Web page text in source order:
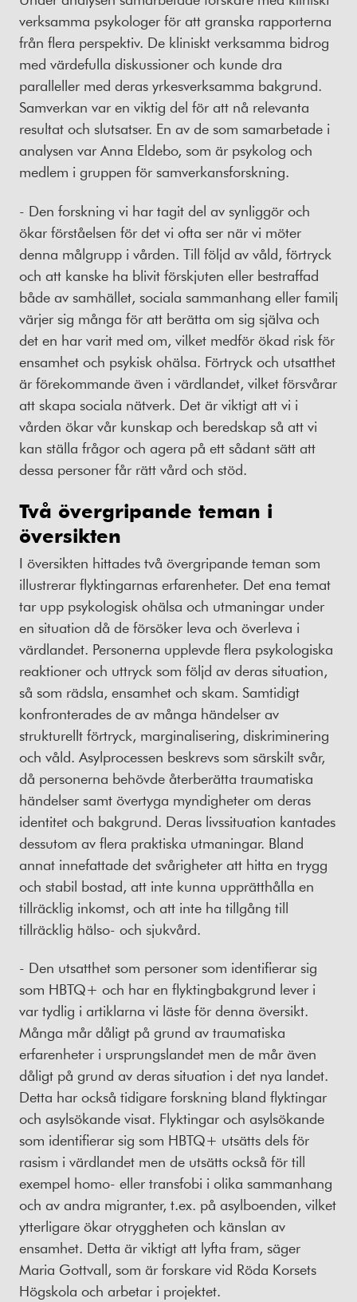
verksamma psykologer för att granska rapporterna
från flera perspektiv. De kliniskt verksamma bidrog
med värdefulla diskussioner och kunde dra
paralleller med deras yrkesverksamma bakgrund.
Samverkan var en viktig del för att nå relevanta
resultat och slutsatser. En av de som samarbetade i
analysen var Anna Eldebo, som är psykolog och
medlem i gruppen för samverkansforskning.
- Den forskning vi har tagit del av synliggör och
ökar förståelsen för det vi ofta ser när vi möter
denna målgrupp i vården. Till följd av våld, förtryck
och att kanske ha blivit förskjuten eller bestraffad
både av samhället, sociala sammanhang eller familj
värjer sig många för att berätta om sig själva och
det en har varit med om, vilket medför ökad risk för
ensamhet och psykisk ohälsa. Förtryck och utsatthet
är förekommande även i värdlandet, vilket försvårar
att skapa sociala nätverk. Det är viktigt att vi i
vården ökar vår kunskap och beredskap så att vi
kan ställa frågor och agera på ett sådant sätt att
dessa personer får rätt vård och stöd.
Två övergripande teman i
översikten
I översikten hittades två övergripande teman som
illustrerar flyktingarnas erfarenheter. Det ena temat
tar upp psykologisk ohälsa och utmaningar under
en situation då de försöker leva och överleva i
värdlandet. Personerna upplevde flera psykologiska
reaktioner och uttryck som följd av deras situation,
så som rädsla, ensamhet och skam. Samtidigt
konfronterades de av många händelser av
strukturellt förtryck, marginalisering, diskriminering
och våld. Asylprocessen beskrevs som särskilt svår,
då personerna behövde återberätta traumatiska
händelser samt övertyga myndigheter om deras
identitet och bakgrund. Deras livssituation kantades
dessutom av flera praktiska utmaningar. Bland
annat innefattade det svårigheter att hitta en trygg
och stabil bostad, att inte kunna upprätthålla en
tillräcklig inkomst, och att inte ha tillgång till
tillräcklig hälso- och sjukvård.
- Den utsatthet som personer som identifierar sig
som HBTQ+ och har en flyktingbakgrund lever i
var tydlig i artiklarna vi läste för denna översikt.
Många mår dåligt på grund av traumatiska
erfarenheter i ursprungslandet men de mår även
dåligt på grund av deras situation i det nya landet.
Detta har också tidigare forskning bland flyktingar
och asylsökande visat. Flyktingar och asylsökande
som identifierar sig som HBTQ+ utsätts dels för
rasism i värdlandet men de utsätts också för till
exempel homo- eller transfobi i olika sammanhang
och av andra migranter, t.ex. på asylboenden, vilket
ytterligare ökar otryggheten och känslan av
ensamhet. Detta är viktigt att lyfta fram, säger
Maria Gottvall, som är forskare vid Röda Korsets
Högskola och arbetar i projektet.